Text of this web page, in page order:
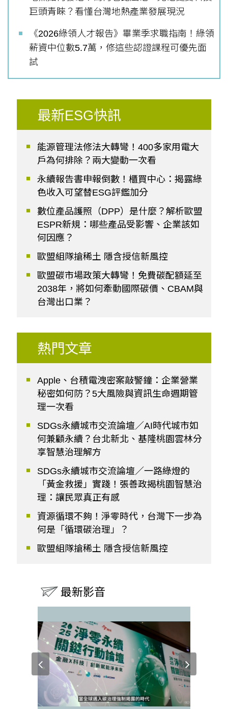
巨頭青睞？看懂台灣地熱產業發展現況
《2026綠領人才報告》畢業季求職指南！綠領
薪資中位數5.7萬，修這些認證課程可優先面
試
最新ESG快訊
能源管理法修法大轉彎！400多家用電大
戶為何排除？兩大變動一次看
永續報告書申報倒數！櫃買中心：揭露綠
色收入可望替ESG評鑑加分
數位產品護照（DPP）是什麼？解析歐盟
ESPR新規：哪些產品受影響、企業該如
何因應？
歐盟組隊搶稀土 隱含授信新風控
歐盟碳市場政策大轉彎！免費碳配額延至
2038年，將如何牽動國際碳價、CBAM與
台灣出口業？
熱門文章
Apple、台積電洩密案敲警鐘：企業營業
秘密如何防？5大風險與資訊生命週期管
理一次看
SDGs永續城市交流論壇／AI時代城市如
何兼顧永續？台北新北、基隆桃園雲林分
享智慧治理解方
SDGs永續城市交流論壇／一路綠燈的
「黃金救援」實踐！張善政揭桃園智慧治
理：讓民眾真正有感
資源循環不夠！淨零時代，台灣下一步為
何是「循環碳治理」？
歐盟組隊搶稀土 隱含授信新風控
最新影音